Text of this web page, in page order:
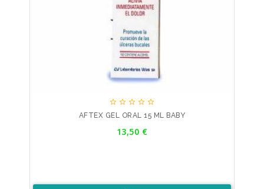
    
AFTEX GEL ORAL 15 ML BABY
13,50 €